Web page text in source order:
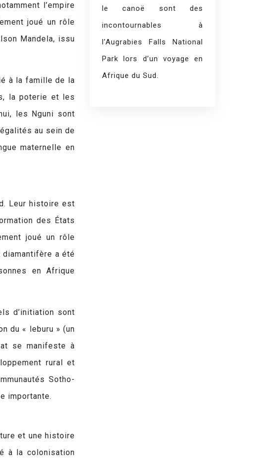
l’empire
joué un rôle
Mandela, issu
à la famille de la
la poterie et les
les Nguni sont
au sein de
maternelle en
Leur histoire est
des États
joué un rôle
diamantifère a été
en Afrique
d’initiation sont
du « leburu » (un
se manifeste à
rural et
Sotho-
importante.
et une histoire
à la colonisation
le canoë sont des
incontournables à
l’Augrabies Falls National
Park lors d’un voyage en
Afrique du Sud.